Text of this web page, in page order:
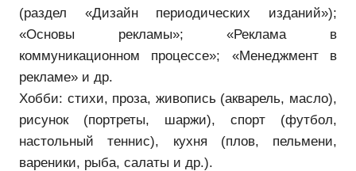
(раздел «Дизайн периодических изданий»);
«Основы рекламы»; «Реклама в
коммуникационном процессе»; «Менеджмент в
рекламе» и др.
Хобби: стихи, проза, живопись (акварель, масло),
рисунок (портреты, шаржи), спорт (футбол,
настольный теннис), кухня (плов, пельмени,
вареники, рыба, салаты и др.).